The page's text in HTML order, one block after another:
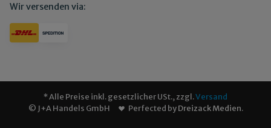
Wir versenden via:
* Alle Preise inkl. gesetzlicher USt., zzgl.Versand
© J+A Handels GmbH
Perfected byDreizack Medien.